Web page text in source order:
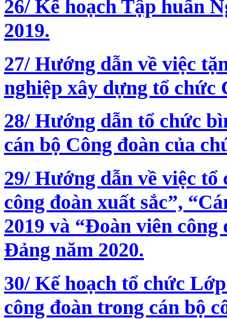
26/ Kế hoạch Tập huấn
2019.
27/ Hướng dẫn về việc
nghiệp xây dựng tổ chức
28/ Hướng dẫn tổ chức
cán bộ Công đoàn của
29/ Hướng dẫn về việc
công đoàn xuất sắc”,
2019 và “Đoàn viên
Đảng năm 2020.
30/ Kế hoạch tổ chức
công đoàn trong cán bộ